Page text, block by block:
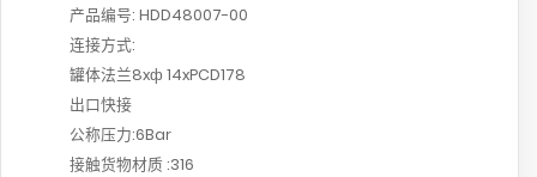
产品编号: HDD48007-00
连接方式:
罐体法兰8xф 14xPCD178
出口快接
公称压力:6Bar
接触货物材质 :316